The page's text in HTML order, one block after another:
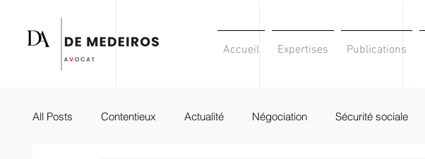
Accueil Expertises Publications
All Posts Contentieux Actualité Négociation Sécurité sociale